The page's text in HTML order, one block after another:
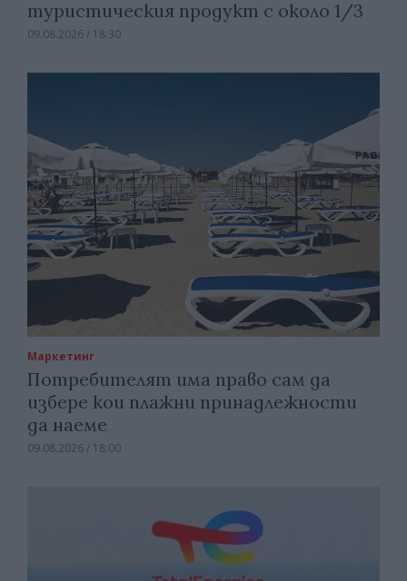
туристическия продукт с около 1/3
09.08.2026 / 18:30
Маркетинг
Потребителят има право сам да
избере кои плажни принадлежности
да наеме
09.08.2026 / 18:00